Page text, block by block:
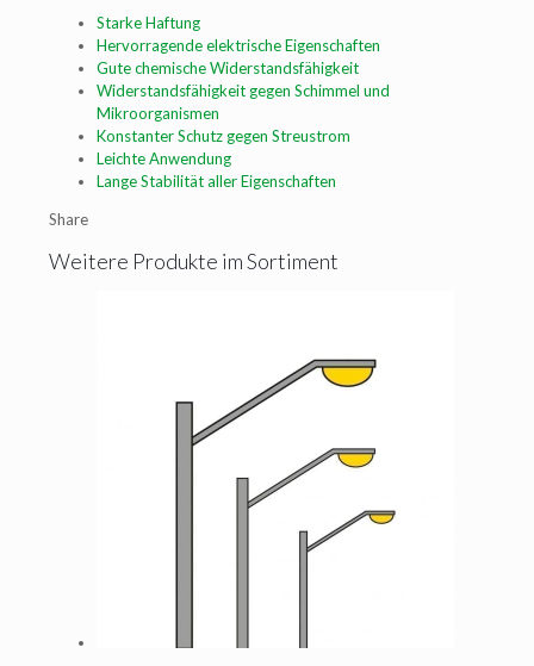
Starke Haftung
Hervorragende elektrische Eigenschaften
Gute chemische Widerstandsfähigkeit
Widerstandsfähigkeit gegen Schimmel und
Mikroorganismen
Konstanter Schutz gegen Streustrom
Leichte Anwendung
Lange Stabilität aller Eigenschaften
Share
Weitere Produkte im Sortiment